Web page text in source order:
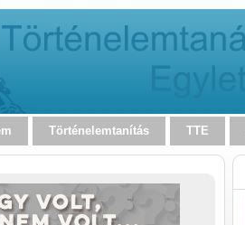
Történelemtanítás TTE